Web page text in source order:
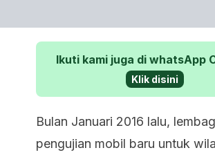
Ikuti kami juga di whatsApp
Klik disini
Bulan Januari 2016 lalu,
pengujian mobil baru untuk